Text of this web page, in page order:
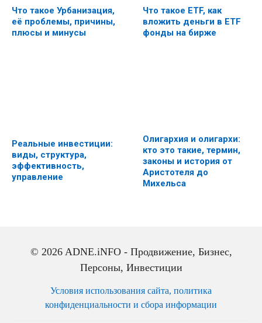
Что такое Урбанизация,
её проблемы, причины,
плюсы и минусы
Что такое ETF, как
вложить деньги в ETF
фонды на бирже
Реальные инвестиции:
виды, структура,
эффективность,
управление
Олигархия и олигархи:
кто это такие, термин,
законы и история от
Аристотеля до
Михельса
© 2026 ADNE.iNFO - Продвижение, Бизнес,
Персоны, Инвестиции
Условия использования сайта, политика
конфиденциальности и сбора информации